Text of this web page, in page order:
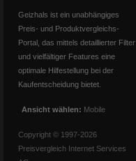
Geizhals ist ein unabhängiges
Preis- und Produktvergleichs-
Portal, das mittels detaillierter Filter
und vielfältiger Features eine
optimale Hilfestellung bei der
Kaufentscheidung bietet.
Ansicht wählen: Mobile
Copyright © 1997-2026
Preisvergleich Internet Services